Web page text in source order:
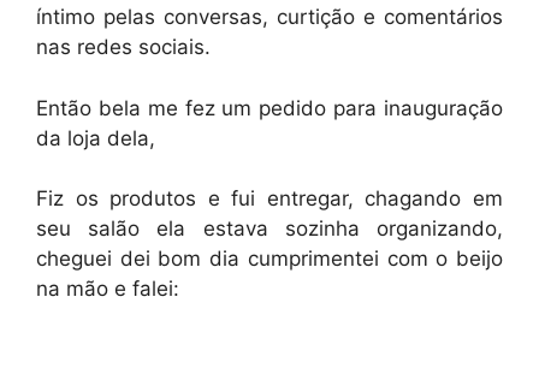
íntimo pelas conversas, curtição e comentários
nas redes sociais.
Então bela me fez um pedido para inauguração
da loja dela,
Fiz os produtos e fui entregar, chagando em
seu salão ela estava sozinha organizando,
cheguei dei bom dia cumprimentei com o beijo
na mão e falei: